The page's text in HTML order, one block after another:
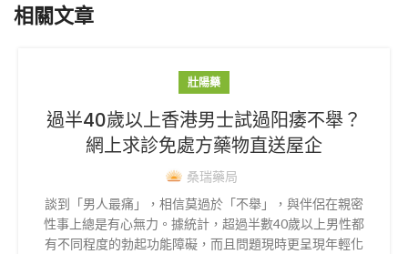
相關文章
壯陽藥
過半40歲以上香港男士試過阳痿不舉？
網上求診免處方藥物直送屋企
桑瑞藥局
談到「男人最痛」，相信莫過於「不舉」，與伴侶在親密
性事上總是有心無力。據統計，超過半數40歲以上男性都
有不同程度的勃起功能障礙，而且問題現時更呈現年輕化